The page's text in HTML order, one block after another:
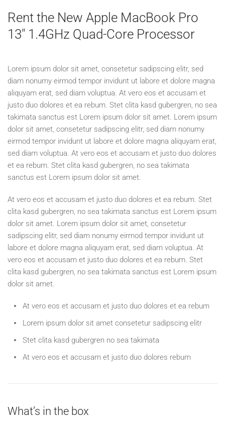
Core
Processor
Rent the New Apple MacBook Pro
13″ 1.4GHz Quad-Core Processor
Lorem ipsum dolor sit amet, consetetur sadipscing elitr, sed
diam nonumy eirmod tempor invidunt ut labore et dolore magna
aliquyam erat, sed diam voluptua. At vero eos et accusam et
justo duo dolores et ea rebum. Stet clita kasd gubergren, no sea
takimata sanctus est Lorem ipsum dolor sit amet. Lorem ipsum
dolor sit amet, consetetur sadipscing elitr, sed diam nonumy
eirmod tempor invidunt ut labore et dolore magna aliquyam erat,
sed diam voluptua. At vero eos et accusam et justo duo dolores
et ea rebum. Stet clita kasd gubergren, no sea takimata
sanctus est Lorem ipsum dolor sit amet.
At vero eos et accusam et justo duo dolores et ea rebum. Stet
clita kasd gubergren, no sea takimata sanctus est Lorem ipsum
dolor sit amet. Lorem ipsum dolor sit amet, consetetur
sadipscing elitr, sed diam nonumy eirmod tempor invidunt ut
labore et dolore magna aliquyam erat, sed diam voluptua. At
vero eos et accusam et justo duo dolores et ea rebum. Stet
clita kasd gubergren, no sea takimata sanctus est Lorem ipsum
dolor sit amet.
At vero eos et accusam et justo duo dolores et ea rebum
Lorem ipsum dolor sit amet consetetur sadipscing elitr
Stet clita kasd gubergren no sea takimata
At vero eos et accusam et justo duo dolores rebum
What’s in the box